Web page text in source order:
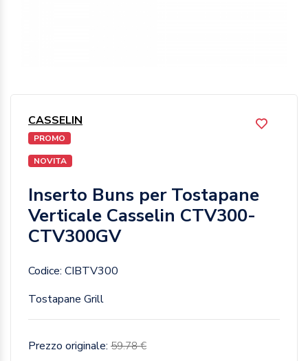
CASSELIN
PROMO
NOVITA
Inserto Buns per Tostapane
Verticale Casselin CTV300-
CTV300GV
Codice: CIBTV300
Tostapane Grill
Prezzo originale: 59.78 €